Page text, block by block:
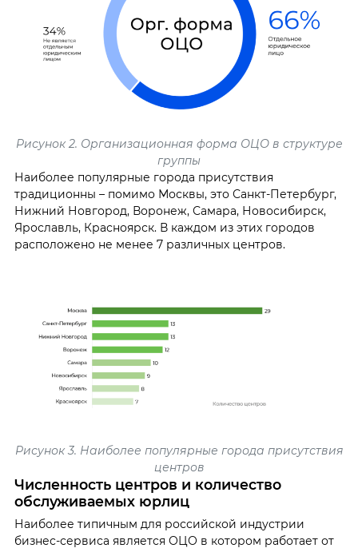
Рисунок 2. Организационная форма ОЦО в структуре
группы
Наиболее популярные города присутствия
традиционны – помимо Москвы, это Санкт-Петербург,
Нижний Новгород, Воронеж, Самара, Новосибирск,
Ярославль, Красноярск. В каждом из этих городов
расположено не менее 7 различных центров.
Рисунок 3. Наиболее популярные города присутствия
центров
Численность центров и количество
обслуживаемых юрлиц
Наиболее типичным для российской индустрии
бизнес-сервиса является ОЦО в котором работает от